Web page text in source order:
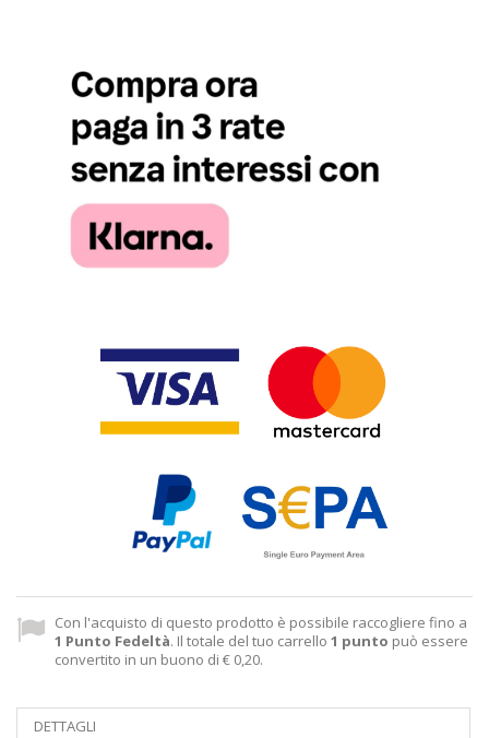
Con l'acquisto di questo prodotto è possibile raccogliere fino a
1 Punto Fedeltà. Il totale del tuo carrello 1 punto può essere
convertito in un buono di € 0,20.
DETTAGLI